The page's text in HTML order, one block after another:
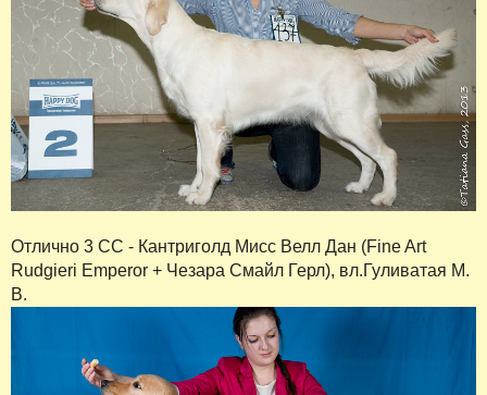
Отлично 3 СС - Кантриголд Мисс Велл Дан (Fine Art
Rudgieri Emperor + Чезара Смайл Герл), вл.Гуливатая М.
В.